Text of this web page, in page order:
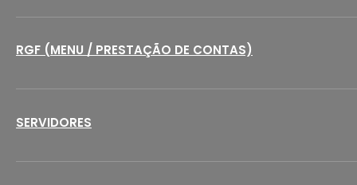
RGF (MENU / PRESTAÇÃO DE CONTAS)
SERVIDORES